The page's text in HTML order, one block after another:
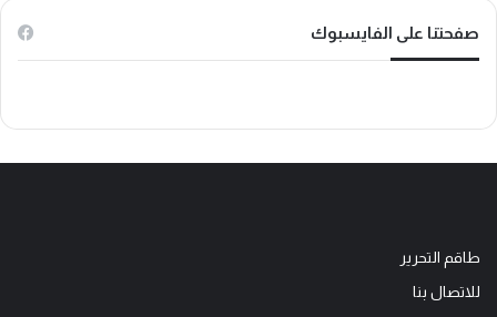
صفحتنا على الفايسبوك
طاقم التحرير
للاتصال بنا